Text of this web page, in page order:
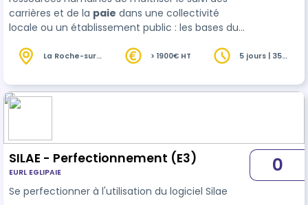
carrières et de la paie dans une collectivité
locale ou un établissement public : les bases du
territoriale, suivre et conseiller les agents et leur
des personnels …
La Roche-sur-
> 1900€ HT
5 jours | 35
SILAE - Perfectionnement (E3)
EURL EGLIPAIE
Se perfectionner à l'utilisation du logiciel Silae
0